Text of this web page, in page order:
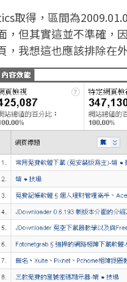
取得，區間為
，但其實這並不準確，
，我想這也應該排除在